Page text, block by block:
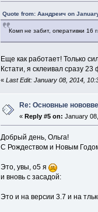
Quote from: Аандреич on
Комп не забит, оперативки 16
Еще как работает! Только
Кстати, я склеивал сразу
« Last Edit: January 08, 2014,
Re: Основные
«Reply #5 on: January
Добрый день, Ольга!
С Рождеством и Новым
Это, увы, о5 я
и вновь с засадой:
Это и на версии 3.7 и на